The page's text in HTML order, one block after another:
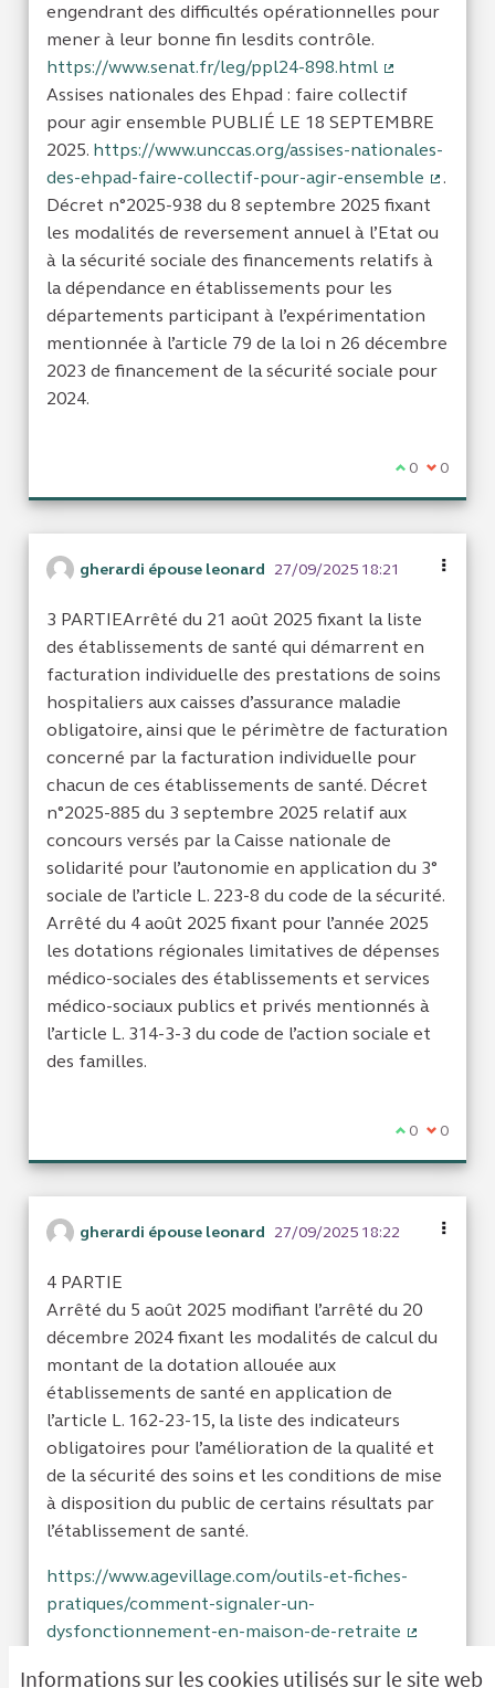
Informations sur les cookies utilisés sur le site web
engendrant des difficultés opérationnelles pour
mener à leur bonne fin lesdits contrôle.
https://www.senat.fr/leg/ppl24-898.html
(Lien
Assises nationales des Ehpad : faire collectif
pour agir ensemble PUBLIÉ LE 18 SEPTEMBRE
2025. https://www.unccas.org/assises-nationales-
des-ehpad-faire-collectif-pour-agir-ensemble
.
Décret n°2025-938 du 8 septembre 2025 fixant
les modalités de reversement annuel à l’Etat ou
à la sécurité sociale des financements relatifs à
la dépendance en établissements pour les
départements participant à l’expérimentation
mentionnée à l’article 79 de la loi n 26 décembre
2023 de financement de la sécurité sociale pour
2024.
Je suis
0 Je ne
0
gherardi épouse leonard 27/09/2025 18:21
3 PARTIEArrêté du 21 août 2025 fixant la liste
des établissements de santé qui démarrent en
facturation individuelle des prestations de soins
hospitaliers aux caisses d’assurance maladie
obligatoire, ainsi que le périmètre de facturation
concerné par la facturation individuelle pour
chacun de ces établissements de santé. Décret
n°2025-885 du 3 septembre 2025 relatif aux
concours versés par la Caisse nationale de
solidarité pour l’autonomie en application du 3°
sociale de l’article L. 223-8 du code de la sécurité.
Arrêté du 4 août 2025 fixant pour l’année 2025
les dotations régionales limitatives de dépenses
médico-sociales des établissements et services
médico-sociaux publics et privés mentionnés à
l’article L. 314-3-3 du code de l’action sociale et
des familles.
Je suis
0 Je ne
0
gherardi épouse leonard 27/09/2025 18:22
4 PARTIE
Arrêté du 5 août 2025 modifiant l’arrêté du 20
décembre 2024 fixant les modalités de calcul du
montant de la dotation allouée aux
établissements de santé en application de
l’article L. 162-23-15, la liste des indicateurs
obligatoires pour l’amélioration de la qualité et
de la sécurité des soins et les conditions de mise
à disposition du public de certains résultats par
l’établissement de santé.
https://www.agevillage.com/outils-et-fiches-
pratiques/comment-signaler-un-
dysfonctionnement-en-maison-de-retraite
(Lien